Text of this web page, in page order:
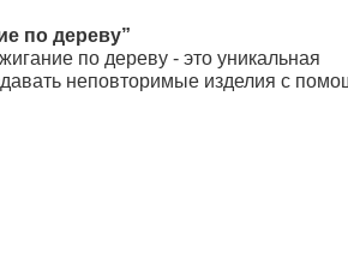
по дереву”
по дереву - это уникальная
неповторимые изделия с